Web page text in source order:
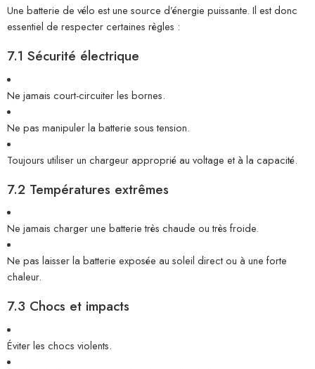
Une batterie de vélo est une source d’énergie puissante. Il est donc
essentiel de respecter certaines règles :
7.1 Sécurité électrique
Ne jamais court-circuiter les bornes.
Ne pas manipuler la batterie sous tension.
Toujours utiliser un chargeur approprié au voltage et à la capacité.
7.2 Températures extrêmes
Ne jamais charger une batterie très chaude ou très froide.
Ne pas laisser la batterie exposée au soleil direct ou à une forte
chaleur.
7.3 Chocs et impacts
Éviter les chocs violents.